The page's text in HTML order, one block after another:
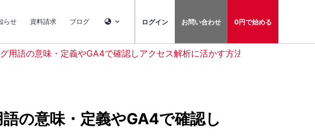
らせ 資料請求 ブログ ログイン お問い合わせ 0円で始める
用語の意味・定義やGA4で確認しアクセス解析に活かす方法
の意味・定義やGA4で確認し